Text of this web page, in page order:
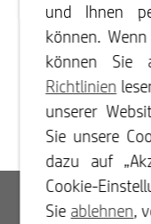
und Ihnen
können.
können Sie
Richtlinien
unserer
Sie unsere
dazu auf
Cookie-
Sie ablehnen,